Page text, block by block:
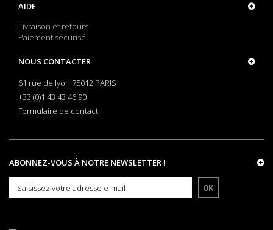
AIDE
Livraison et retours
Paiement sécurisé
NOUS CONTACTER
61 rue de lyon 75012 PARIS
+33 (0)1 43 43 46 90
Formulaire de contact
ABONNEZ-VOUS À NOTRE NEWSLETTER !
OK